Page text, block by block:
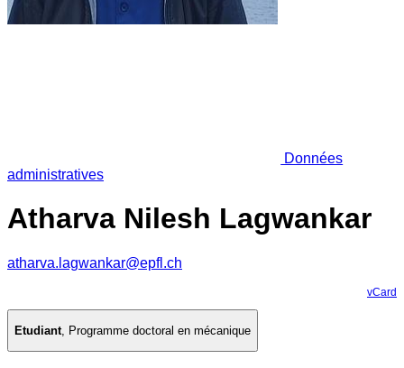
Données
administratives
Atharva Nilesh Lagwankar
atharva.lagwankar@epfl.ch
vCard
Etudiant, Programme doctoral en mécanique